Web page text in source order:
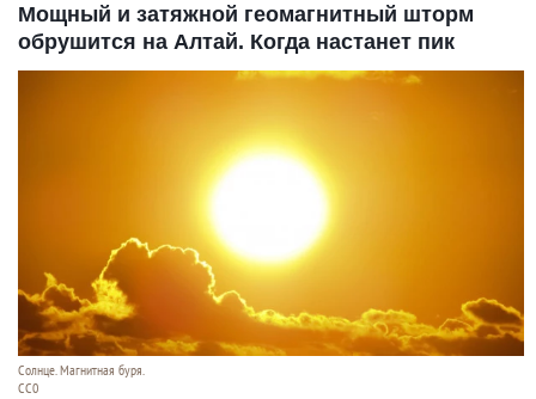
Мощный и затяжной геомагнитный шторм
обрушится на Алтай. Когда настанет пик
Солнце. Магнитная буря.
СС0